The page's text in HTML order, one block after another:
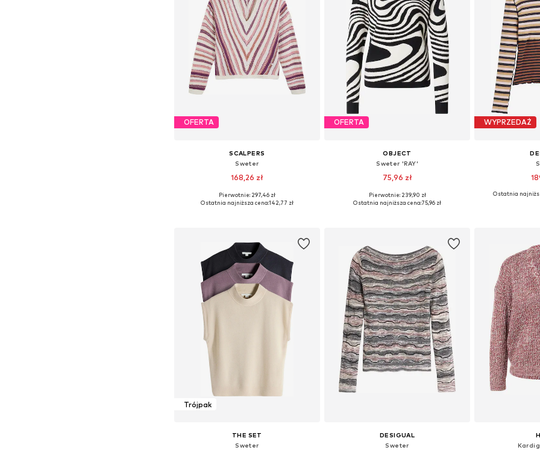
OFERTA
SCALPERS
Sweter
168,26 zł
Dostępne rozmiary: S, M, L
Pierwotnie: 297,46 zł
Ostatnia najniższa cena:142,77 zł
OFERTA
OBJECT
Sweter 'RAY'
75,96 zł
Dostępne rozmiary: XS, M, L, XL
Pierwotnie: 239,90 zł
Ostatnia najniższa cena:75,96 zł
WYPRZEDAŻ
Dostępne
Ostatnia
Trójpak
THE SET
Sweter
DESIGUAL
Sweter